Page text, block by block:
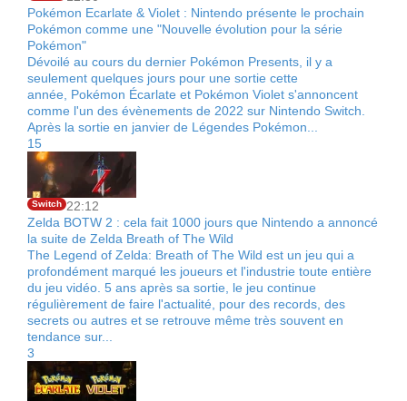
Pokémon Ecarlate & Violet : Nintendo présente le prochain
Pokémon comme une "Nouvelle évolution pour la série
Pokémon"
Dévoilé au cours du dernier Pokémon Presents, il y a
seulement quelques jours pour une sortie cette
année, Pokémon Écarlate et Pokémon Violet s'annoncent
comme l'un des évènements de 2022 sur Nintendo Switch.
Après la sortie en janvier de Légendes Pokémon...
15
Switch 22:12
Zelda BOTW 2 : cela fait 1000 jours que Nintendo a annoncé
la suite de Zelda Breath of The Wild
The Legend of Zelda: Breath of The Wild est un jeu qui a
profondément marqué les joueurs et l'industrie toute entière
du jeu vidéo. 5 ans après sa sortie, le jeu continue
régulièrement de faire l'actualité, pour des records, des
secrets ou autres et se retrouve même très souvent en
tendance sur...
3